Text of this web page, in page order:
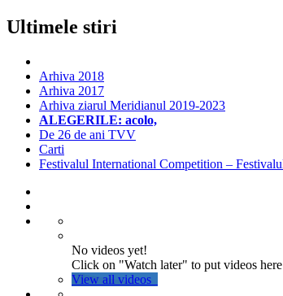
Ultimele stiri
Arhiva 2018
Arhiva 2017
Arhiva ziarul Meridianul 2019-2023
ALEGERILE: acolo,
De 26 de ani TVV
Carti
Festivalul International Competition –
No videos yet!
Click on "Watch later" to put videos here
View all videos